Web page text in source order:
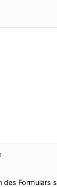
des Formulars